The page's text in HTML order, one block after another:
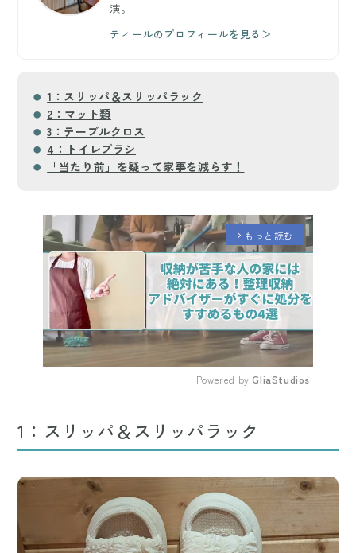
演。
ティールのプロフィールを見る＞
1：スリッパ＆スリッパラック
2：マット類
3：テーブルクロス
4：トイレブラシ
「当たり前」を疑って家事を減らす！
arrow_forward_ios もっと読む
Powered by GliaStudios
1：スリッパ＆スリッパラック